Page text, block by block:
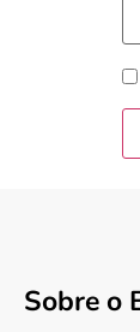
Sobre o